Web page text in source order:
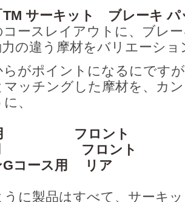
TM サーキット ブレーキ パ
コースレイアウトに、ブレ
の違う摩材をバリエーショ
らがポイントになるにです
ッチングした摩材を、カ
、
用 フロント
用 フロント
Gコース用 リア
うに製品はすべて、サーキ